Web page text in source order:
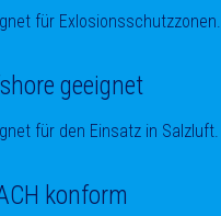
für Exlosionsschutzzonen.
geeignet
für den Einsatz in Salzluft.
konform